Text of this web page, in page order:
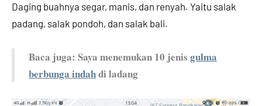
Daging buahnya segar, manis, dan renyah. Yaitu salak
padang, salak pondoh, dan salak bali.
Baca juga: Saya menemukan 10 jenis gulma
berbunga indahdi ladang